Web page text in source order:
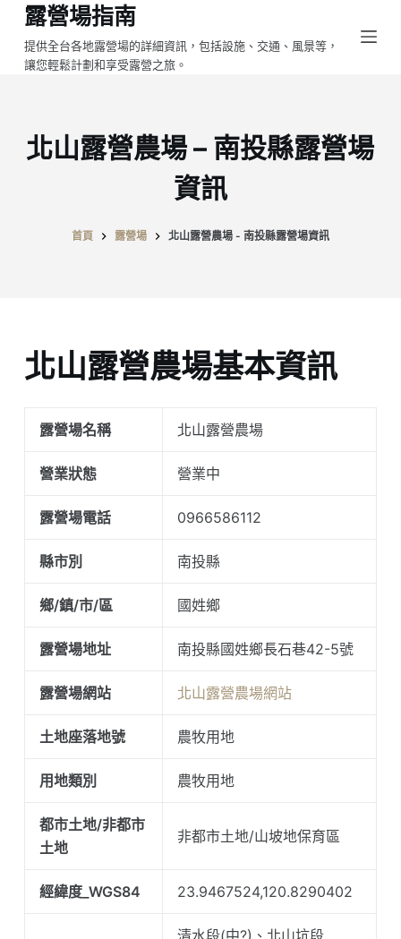
跳
至
主
容
露營場指南
提供全台各地露營場的詳細資訊，包括設施、交通、風景等，
讓您輕鬆計劃和享受露營之旅。
北山露營農場 – 南投縣露營場
資訊
首頁 露營場 北山露營農場 - 南投縣露營場資訊
北山露營農場基本資訊
露營場名稱 北山露營農場
營業狀態 營業中
露營場電話 0966586112
縣市別 南投縣
鄉/鎮/市/區 國姓鄉
露營場地址 南投縣國姓鄉長石巷42-5號
露營場網站 北山露營農場網站
土地座落地號 農牧用地
用地類別 農牧用地
都市土地/非都市
土地
非都市土地/山坡地保育區
經緯度_WGS84 23.9467524,120.8290402